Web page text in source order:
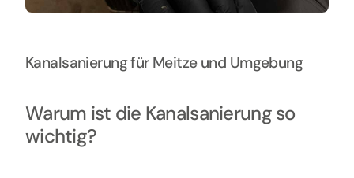
Kanalsanierung für Meitze und Umgebung
Warum ist die Kanalsanierung so
wichtig?